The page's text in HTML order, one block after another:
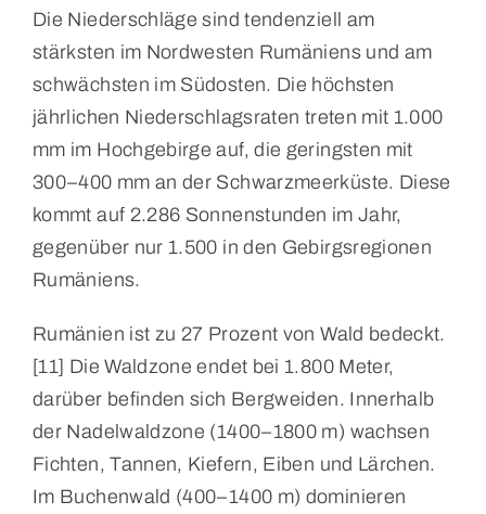
Die Niederschläge sind tendenziell am
stärksten im Nordwesten Rumäniens und am
schwächsten im Südosten. Die höchsten
jährlichen Niederschlagsraten treten mit 1.000
mm im Hochgebirge auf, die geringsten mit
300–400 mm an der Schwarzmeerküste. Diese
kommt auf 2.286 Sonnenstunden im Jahr,
gegenüber nur 1.500 in den Gebirgsregionen
Rumäniens.
Rumänien ist zu 27 Prozent von Wald bedeckt.
[11] Die Waldzone endet bei 1.800 Meter,
darüber befinden sich Bergweiden. Innerhalb
der Nadelwaldzone (1400–1800 m) wachsen
Fichten, Tannen, Kiefern, Eiben und Lärchen.
Im Buchenwald (400–1400 m) dominieren